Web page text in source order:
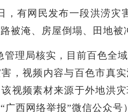
，有网民发布一段洪涝灾
被淹、房屋倒塌、田地被
管理局核实，目前百色全
，视频内容与百色市真
视频素材来源于外地洪
广西网络举报”微信公众号